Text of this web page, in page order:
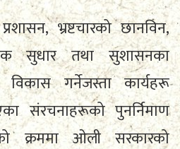
भ्रष्टचारको छानविन,
सुधार तथा सुशासनका
गर्नेजस्ता कार्यहरू
संरचनाहरूको पुनर्निमाण
क्रममा ओली सरकारको